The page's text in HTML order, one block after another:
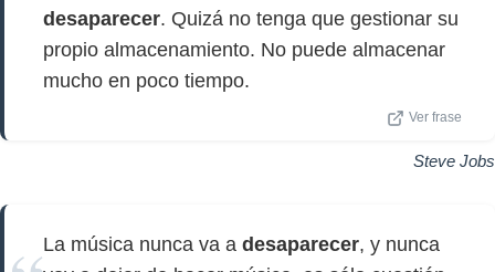
desaparecer. Quizá no tenga que gestionar su
propio almacenamiento. No puede almacenar
mucho en poco tiempo.
Ver frase
Steve Jobs
La música nunca va a desaparecer, y nunca